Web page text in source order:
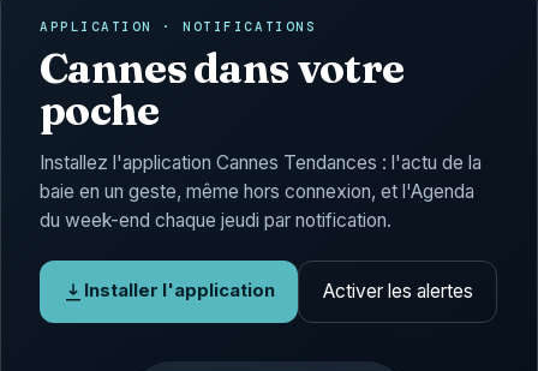
APPLICATION · NOTIFICATIONS
Cannes dans votre
poche
Installez l'application Cannes Tendances : l'actu de la
baie en un geste, même hors connexion, et l'Agenda
du week-end chaque jeudi par notification.
Installer l'application Activer les alertes